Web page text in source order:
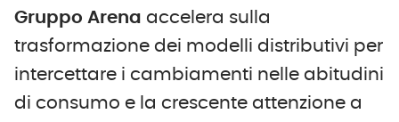
Gruppo Arena accelera sulla
trasformazione dei modelli distributivi per
intercettare i cambiamenti nelle abitudini
di consumo e la crescente attenzione a